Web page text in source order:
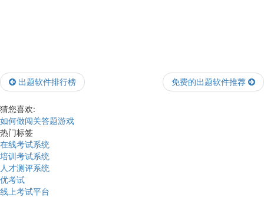
出题软件排行榜 免费的出题软件推荐
猜您喜欢:
如何做闯关答题游戏
热门标签
在线考试系统
培训考试系统
人才测评系统
优考试
线上考试平台